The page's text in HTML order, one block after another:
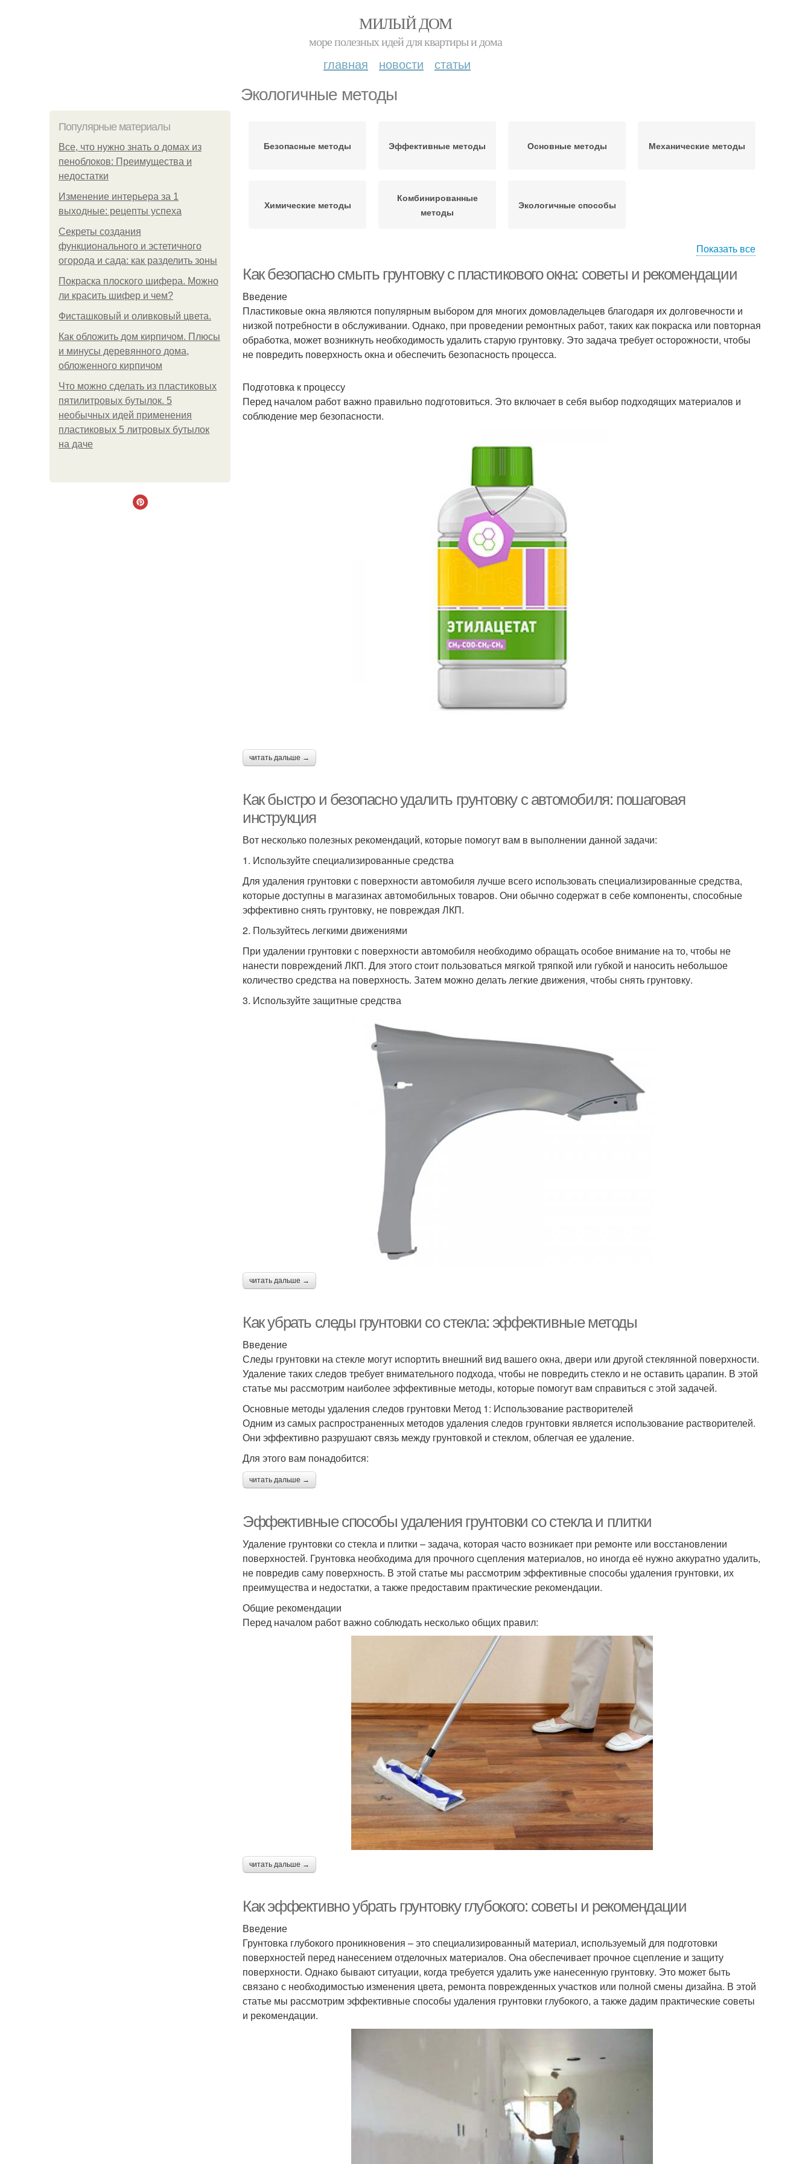
МИЛЫЙ ДОМ
море полезных идей для квартиры и дома
главная новости статьи
Экологичные методы
Популярные материалы
Все, что нужно знать о домах из
пеноблоков: Преимущества и
недостатки
Изменение интерьера за 1
выходные: рецепты успеха
Секреты создания
функционального и эстетичного
огорода и сада: как разделить зоны
Покраска плоского шифера. Можно
ли красить шифер и чем?
Фисташковый и оливковый цвета.
Как обложить дом кирпичом. Плюсы
и минусы деревянного дома,
обложенного кирпичом
Что можно сделать из пластиковых
пятилитровых бутылок. 5
необычных идей применения
пластиковых 5 литровых бутылок
на даче
Безопасные методы Эффективные методы Основные методы Механические методы
Химические методы
Комбинированные
методы
Экологичные способы
Показать все
Как безопасно смыть грунтовку с пластикового окна: советы и рекомендации
Введение
Пластиковые окна являются популярным выбором для многих домовладельцев благодаря их долговечности и
низкой потребности в обслуживании. Однако, при проведении ремонтных работ, таких как покраска или повторная
обработка, может возникнуть необходимость удалить старую грунтовку. Это задача требует осторожности, чтобы
не повредить поверхность окна и обеспечить безопасность процесса.
Подготовка к процессу
Перед началом работ важно правильно подготовиться. Это включает в себя выбор подходящих материалов и
соблюдение мер безопасности.
читать дальше →
Как быстро и безопасно удалить грунтовку с автомобиля: пошаговая
инструкция
Вот несколько полезных рекомендаций, которые помогут вам в выполнении данной задачи:
1. Используйте специализированные средства
Для удаления грунтовки с поверхности автомобиля лучше всего использовать специализированные средства,
которые доступны в магазинах автомобильных товаров. Они обычно содержат в себе компоненты, способные
эффективно снять грунтовку, не повреждая ЛКП.
2. Пользуйтесь легкими движениями
При удалении грунтовки с поверхности автомобиля необходимо обращать особое внимание на то, чтобы не
нанести повреждений ЛКП. Для этого стоит пользоваться мягкой тряпкой или губкой и наносить небольшое
количество средства на поверхность. Затем можно делать легкие движения, чтобы снять грунтовку.
3. Используйте защитные средства
читать дальше →
Как убрать следы грунтовки со стекла: эффективные методы
Введение
Следы грунтовки на стекле могут испортить внешний вид вашего окна, двери или другой стеклянной поверхности.
Удаление таких следов требует внимательного подхода, чтобы не повредить стекло и не оставить царапин. В этой
статье мы рассмотрим наиболее эффективные методы, которые помогут вам справиться с этой задачей.
Основные методы удаления следов грунтовки Метод 1: Использование растворителей
Одним из самых распространенных методов удаления следов грунтовки является использование растворителей.
Они эффективно разрушают связь между грунтовкой и стеклом, облегчая ее удаление.
Для этого вам понадобится:
читать дальше →
Эффективные способы удаления грунтовки со стекла и плитки
Удаление грунтовки со стекла и плитки – задача, которая часто возникает при ремонте или восстановлении
поверхностей. Грунтовка необходима для прочного сцепления материалов, но иногда её нужно аккуратно удалить,
не повредив саму поверхность. В этой статье мы рассмотрим эффективные способы удаления грунтовки, их
преимущества и недостатки, а также предоставим практические рекомендации.
Общие рекомендации
Перед началом работ важно соблюдать несколько общих правил:
читать дальше →
Как эффективно убрать грунтовку глубокого: советы и рекомендации
Введение
Грунтовка глубокого проникновения – это специализированный материал, используемый для подготовки
поверхностей перед нанесением отделочных материалов. Она обеспечивает прочное сцепление и защиту
поверхности. Однако бывают ситуации, когда требуется удалить уже нанесенную грунтовку. Это может быть
связано с необходимостью изменения цвета, ремонта поврежденных участков или полной смены дизайна. В этой
статье мы рассмотрим эффективные способы удаления грунтовки глубокого, а также дадим практические советы
и рекомендации.